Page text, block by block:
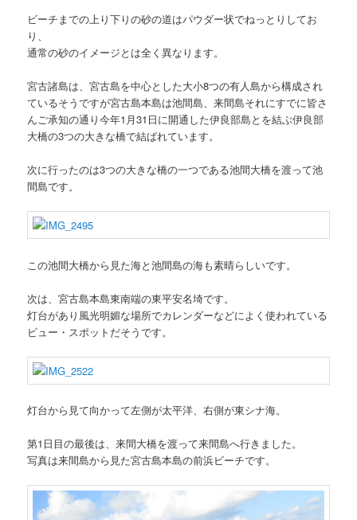
ビーチまでの上り下りの砂の道はパウダー状でねっとりしてお
り、
通常の砂のイメージとは全く異なります。
宮古諸島は、宮古島を中心とした大小8つの有人島から構成され
ているそうですが宮古島本島は池間島、来間島それにすでに皆さ
んご承知の通り今年1月31日に開通した伊良部島とを結ぶ伊良部
大橋の3つの大きな橋で結ばれています。
次に行ったのは3つの大きな橋の一つである池間大橋を渡って池
間島です。
この池間大橋から見た海と池間島の海も素晴らしいです。
次は、宮古島本島東南端の東平安名埼です。
灯台があり風光明媚な場所でカレンダーなどによく使われている
ビュー・スポットだそうです。
灯台から見て向かって左側が太平洋、右側が東シナ海。
第1日目の最後は、来間大橋を渡って来間島へ行きました。
写真は来間島から見た宮古島本島の前浜ビーチです。